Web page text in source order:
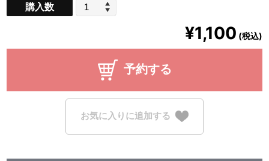
購入数
¥1,100 (税込)
予約する
お気に入りに追加する